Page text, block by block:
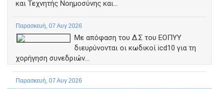
και Τεχνητής Νοημοσύνης και...
Παρασκευή, 07 Αυγ 2026
Με απόφαση του Δ.Σ του ΕΟΠΥΥ
διευρύνονται οι κωδικοί icd10 για τη
χορήγηση συνεδριών...
Παρασκευή, 07 Αυγ 2026